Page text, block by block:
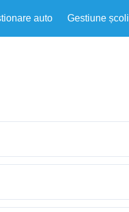
auto Gestiune școli